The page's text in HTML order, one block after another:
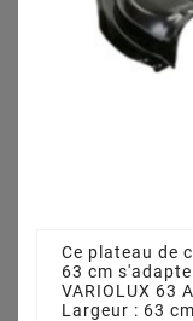
Ce plateau de
63 cm
VARIOLUX 63
Largeur : 63 cm